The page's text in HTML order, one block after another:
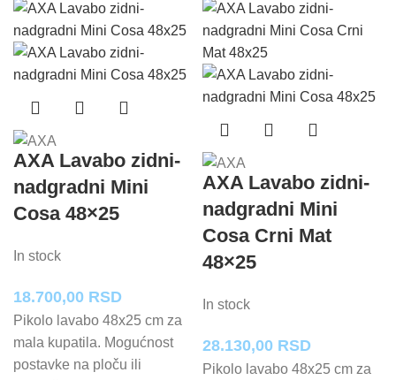
AXA Lavabo zidni-
nadgradni Mini
Cosa 48×25
In stock
18.700,00 RSD
Pikolo lavabo 48x25 cm za
mala kupatila. Mogućnost
postavke na ploču ili
AXA Lavabo zidni-
nadgradni Mini
Cosa Crni Mat
48×25
In stock
28.130,00 RSD
Pikolo lavabo 48x25 cm za